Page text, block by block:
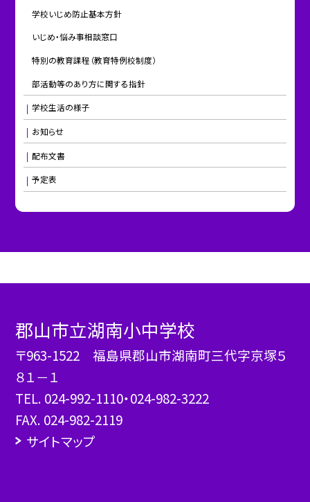
学校いじめ防止基本方針
いじめ・悩み事相談窓口
特別の教育課程（教育特例校制度）
部活動等のあり方に関する指針
学校生活の様子
お知らせ
配布文書
予定表
郡山市立湖南小中学校
〒963-1522 福島県郡山市湖南町三代字京塚５
８１－１
TEL. 024-992-1110・024-982-3222
FAX. 024-982-2119
サイトマップ